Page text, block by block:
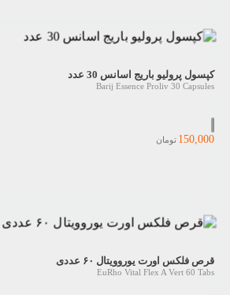
کپسول پرولیو باریج اسانس 30 عدد
Barij Essence Proliv 30 Capsules
150,000 تومان
قرص فلکس اورت یوروویتال ۶۰ عددی
EuRho Vital Flex A Vert 60 Tabs